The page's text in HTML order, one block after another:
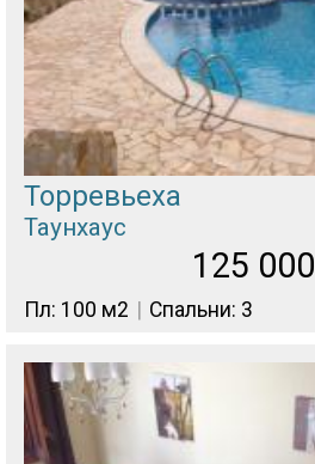
Торревьеха
Таунхаус
125 000
Пл: 100 м2 Спальни: 3